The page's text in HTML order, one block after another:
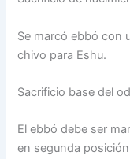
Se marcó ebbó con
chivo para Eshu.
Sacrificio base del
El ebbó debe ser
en segunda